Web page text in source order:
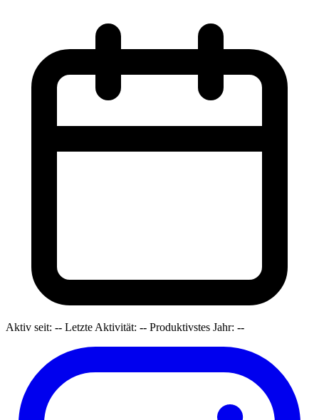
Aktiv seit: -- Letzte Aktivität: -- Produktivstes Jahr: --